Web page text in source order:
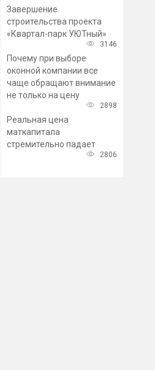
По программе льготного
кредитования подрядчиков
ИЖС построят 1 млн кв. м
Завершение
строительства проекта
«Квартал-парк УЮТный»
3146
Почему при выборе
оконной компании все
чаще обращают внимание
не только на цену
2898
Реальная цена
маткапитала
стремительно падает
2806